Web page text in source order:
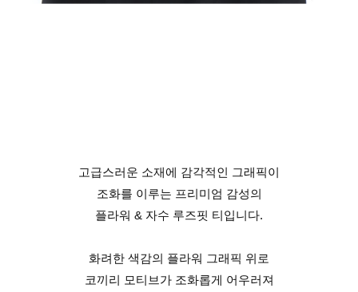
고급스러운 소재에 감각적인 그래픽이
조화를 이루는 프리미엄 감성의
플라워 & 자수 루즈핏 티입니다.
화려한 색감의 플라워 그래픽 위로
코끼리 모티브가 조화롭게 어우러져